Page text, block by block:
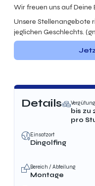
Wir freuen uns auf
Unsere Stellenangebote
jeglichen Geschlechts.
Details Vergütung
bis zu
pro
Einsatzort
Dingolfing
Bereich / Abteilung
Montage